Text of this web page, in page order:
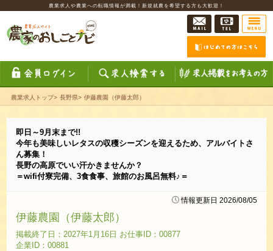
農業求人や農業への転職情報が満載！新規就農を希望する方も大歓迎！
農業求人トップ> 長野県> 伊藤農園（伊藤太郎）
即日～9月末まで!!
今年も美味しいレタスの収穫シーズンを迎えるため、アルバイトさ
ん募集！
長野の高原でいい汗かきませんか？
＝wifi付寮完備、3食食事、旅館のお風呂無料♪＝
情報更新日 2026/08/05
伊藤農園（伊藤太郎）
掲載終了日：2027年1月16日 お仕事ID：00877
企業ID：00881